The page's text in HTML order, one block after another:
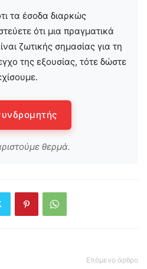
τα έσοδα διαρκώς
ότι μια πραγματικά
ζωτικής σημασίας για τη
της εξουσίας, τότε δώστε
θερμά.
Επόμενο άρθρο